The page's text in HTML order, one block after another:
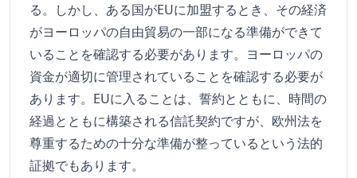
る。しかし、ある国がEUに加盟するとき、その経済
がヨーロッパの自由貿易の一部になる準備ができて
いることを確認する必要があります。ヨーロッパの
資金が適切に管理されていることを確認する必要が
あります。EUに入ることは、誓約とともに、時間の
経過とともに構築される信託契約ですが、欧州法を
尊重するための十分な準備が整っているという法的
証拠でもあります。